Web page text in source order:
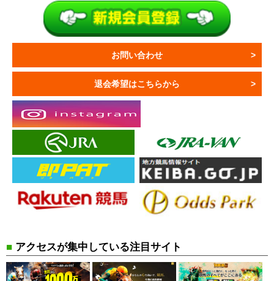
お問い合わせ
退会希望はこちらから
■ アクセスが集中している注目サイト